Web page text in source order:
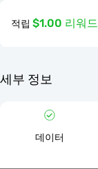
적립 $1.00 리워
세부 정보
데이터